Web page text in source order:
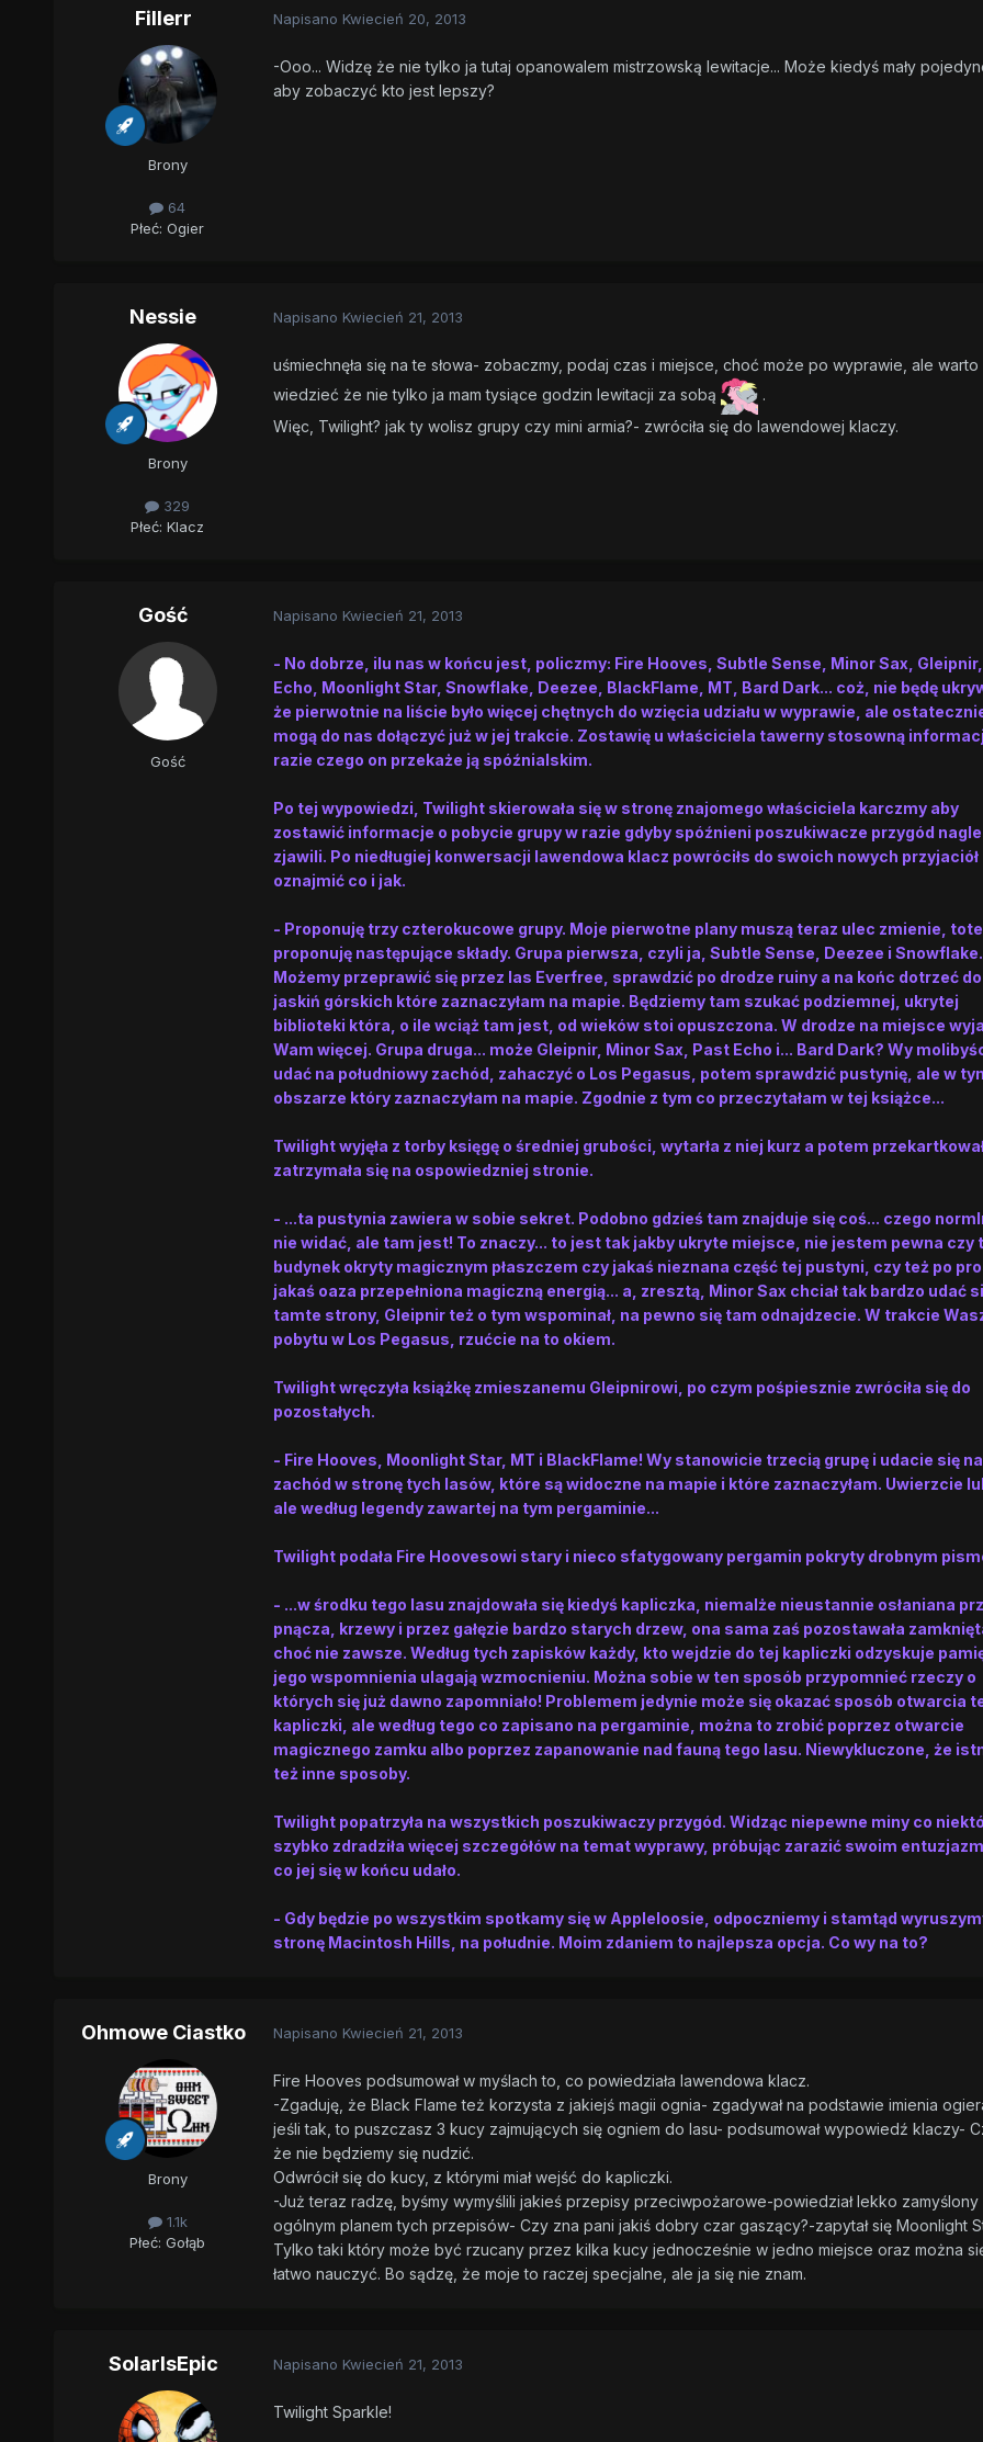
Fillerr
Brony
64
Płeć: Ogier
Napisano Kwiecień 20, 2013
-Ooo... Widzę że nie tylko ja tutaj opanowalem mistrzowską lewitacje... Może kiedyś mały
aby zobaczyć kto jest lepszy?
Nessie
Brony
329
Płeć: Klacz
Napisano Kwiecień 21, 2013
uśmiechnęła się na te słowa- zobaczmy, podaj czas i miejsce, choć może po wyprawie, ale warto
wiedzieć że nie tylko ja mam tysiące godzin lewitacji za sobą
.
Więc, Twilight? jak ty wolisz grupy czy mini armia?- zwróciła się do lawendowej klaczy.
Gość
Gość
Napisano Kwiecień 21, 2013
- No dobrze, ilu nas w końcu jest, policzmy: Fire Hooves, Subtle Sense, Minor Sax, Gleipnir,
Echo, Moonlight Star, Snowflake, Deezee, BlackFlame, MT, Bard Dark... coż, nie będę
że pierwotnie na liście było więcej chętnych do wzięcia udziału w wyprawie, ale
mogą do nas dołączyć już w jej trakcie. Zostawię u właściciela tawerny stosowną
razie czego on przekaże ją spóźnialskim.
Po tej wypowiedzi, Twilight skierowała się w stronę znajomego właściciela karczmy aby
zostawić informacje o pobycie grupy w razie gdyby spóźnieni poszukiwacze przygód
zjawili. Po niedługiej konwersacji lawendowa klacz powróciłs do swoich nowych przyjaciół
oznajmić co i jak.
- Proponuję trzy czterokucowe grupy. Moje pierwotne plany muszą teraz ulec zmienie,
proponuję następujące składy. Grupa pierwsza, czyli ja, Subtle Sense, Deezee i Snowflake.
Możemy przeprawić się przez las Everfree, sprawdzić po drodze ruiny a na końc dotrzeć do
jaskiń górskich które zaznaczyłam na mapie. Będziemy tam szukać podziemnej, ukrytej
biblioteki która, o ile wciąż tam jest, od wieków stoi opuszczona. W drodze na miejsce
Wam więcej. Grupa druga... może Gleipnir, Minor Sax, Past Echo i... Bard Dark? Wy
udać na południowy zachód, zahaczyć o Los Pegasus, potem sprawdzić pustynię, ale w
obszarze który zaznaczyłam na mapie. Zgodnie z tym co przeczytałam w tej książce...
Twilight wyjęła z torby księgę o średniej grubości, wytarła z niej kurz a potem
zatrzymała się na ospowiedzniej stronie.
- ...ta pustynia zawiera w sobie sekret. Podobno gdzieś tam znajduje się coś... czego
nie widać, ale tam jest! To znaczy... to jest tak jakby ukryte miejsce, nie jestem pewna czy
budynek okryty magicznym płaszczem czy jakaś nieznana część tej pustyni, czy też po
jakaś oaza przepełniona magiczną energią... a, zresztą, Minor Sax chciał tak bardzo udać
tamte strony, Gleipnir też o tym wspominał, na pewno się tam odnajdzecie. W trakcie
pobytu w Los Pegasus, rzućcie na to okiem.
Twilight wręczyła książkę zmieszanemu Gleipnirowi, po czym pośpiesznie zwróciła się do
pozostałych.
- Fire Hooves, Moonlight Star, MT i BlackFlame! Wy stanowicie trzecią grupę i udacie się na
zachód w stronę tych lasów, które są widoczne na mapie i które zaznaczyłam. Uwierzcie
ale według legendy zawartej na tym pergaminie...
Twilight podała Fire Hoovesowi stary i nieco sfatygowany pergamin pokryty drobnym
- ...w środku tego lasu znajdowała się kiedyś kapliczka, niemalże nieustannie osłaniana
pnącza, krzewy i przez gałęzie bardzo starych drzew, ona sama zaś pozostawała
choć nie zawsze. Według tych zapisków każdy, kto wejdzie do tej kapliczki odzyskuje
jego wspomnienia ulagają wzmocnieniu. Można sobie w ten sposób przypomnieć rzeczy o
których się już dawno zapomniało! Problemem jedynie może się okazać sposób otwarcia
kapliczki, ale według tego co zapisano na pergaminie, można to zrobić poprzez otwarcie
magicznego zamku albo poprzez zapanowanie nad fauną tego lasu. Niewykluczone, że
też inne sposoby.
Twilight popatrzyła na wszystkich poszukiwaczy przygód. Widząc niepewne miny co
szybko zdradziła więcej szczegółów na temat wyprawy, próbując zarazić swoim
co jej się w końcu udało.
- Gdy będzie po wszystkim spotkamy się w Appleloosie, odpoczniemy i stamtąd
stronę Macintosh Hills, na południe. Moim zdaniem to najlepsza opcja. Co wy na to?
Ohmowe Ciastko
Brony
1.1k
Płeć: Gołąb
Napisano Kwiecień 21, 2013
Fire Hooves podsumował w myślach to, co powiedziała lawendowa klacz.
-Zgaduję, że Black Flame też korzysta z jakiejś magii ognia- zgadywał na podstawie imienia
jeśli tak, to puszczasz 3 kucy zajmujących się ogniem do lasu- podsumował wypowiedź klaczy-
że nie będziemy się nudzić.
Odwrócił się do kucy, z którymi miał wejść do kapliczki.
-Już teraz radzę, byśmy wymyślili jakieś przepisy przeciwpożarowe-powiedział lekko zamyślony
ogólnym planem tych przepisów- Czy zna pani jakiś dobry czar gaszący?-zapytał się Moonlight
Tylko taki który może być rzucany przez kilka kucy jednocześnie w jedno miejsce oraz można
łatwo nauczyć. Bo sądzę, że moje to raczej specjalne, ale ja się nie znam.
SolarIsEpic Napisano Kwiecień 21, 2013
Twilight Sparkle!